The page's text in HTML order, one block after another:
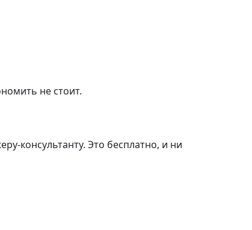
не стоит.
консультанту. Это бесплатно, и ни